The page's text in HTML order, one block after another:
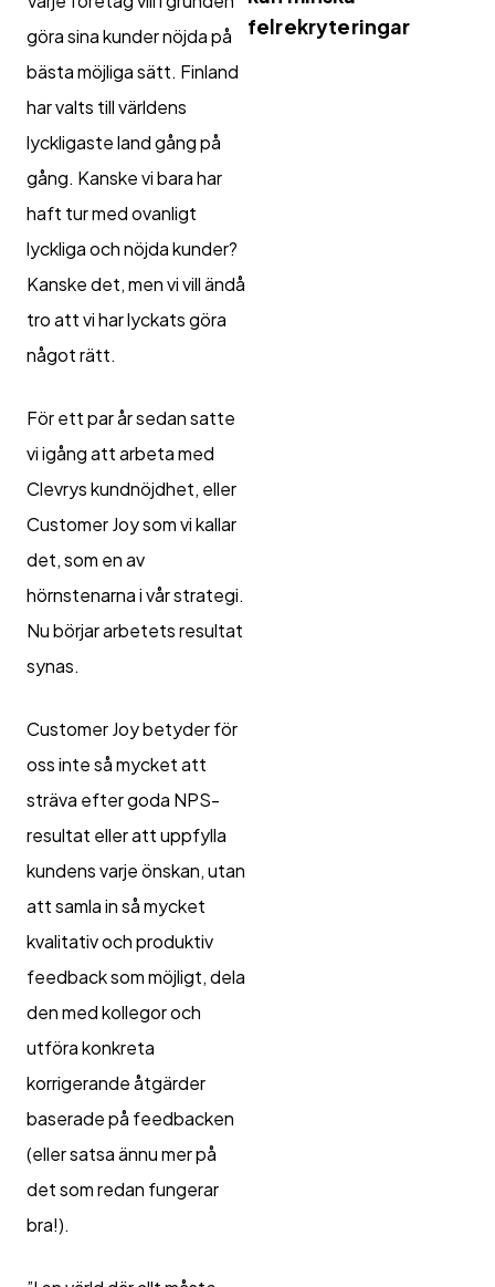
göra sina kunder nöjda på
bästa möjliga sätt. Finland
har valts till världens
lyckligaste land gång på
gång. Kanske vi bara har
haft tur med ovanligt
lyckliga och nöjda kunder?
Kanske det, men vi vill ändå
tro att vi har lyckats göra
något rätt.
För ett par år sedan satte
vi igång att arbeta med
Clevrys kundnöjdhet, eller
Customer Joy som vi kallar
det, som en av
hörnstenarna i vår strategi.
Nu börjar arbetets resultat
synas.
Customer Joy betyder för
oss inte så mycket att
sträva efter goda NPS-
resultat eller att uppfylla
kundens varje önskan, utan
att samla in så mycket
kvalitativ och produktiv
feedback som möjligt, dela
den med kollegor och
utföra konkreta
korrigerande åtgärder
baserade på feedbacken
(eller satsa ännu mer på
det som redan fungerar
bra!).
felrekryteringar